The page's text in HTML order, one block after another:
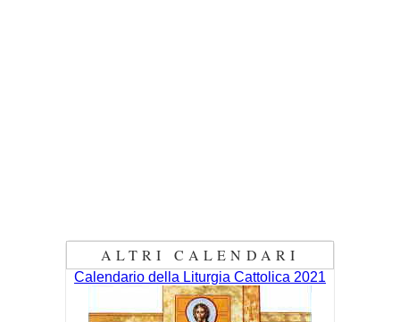
ALTRI CALENDARI
Calendario della Liturgia Cattolica 2021